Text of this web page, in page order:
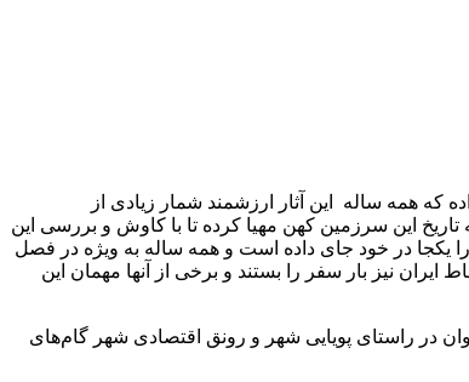
که همه ساله این آثار ارزشمند شمار زیادی از
این سرزمین کهن مهیا کرده تا با کاوش و بررسی این
یکجا در خود جای داده است و همه ساله به ویژه در فصل
نیز بار سفر را بستند و برخی از آنها مهمان این
در راستای پویایی شهر و رونق اقتصادی شهر گام‌های